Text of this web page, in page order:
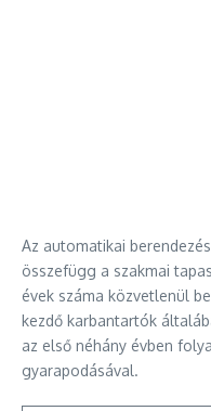
Az automatikai
összefügg a szakmai
évek száma közvetlenül
kezdő karbantartók
az első néhány évben
gyarapodásával.